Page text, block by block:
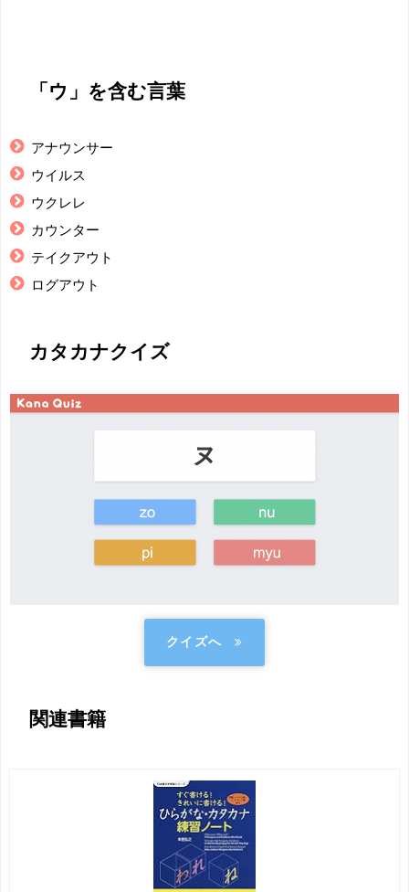
「ウ」を含む言葉
アナウンサー
ウイルス
ウクレレ
カウンター
テイクアウト
ログアウト
カタカナクイズ
クイズへ
関連書籍